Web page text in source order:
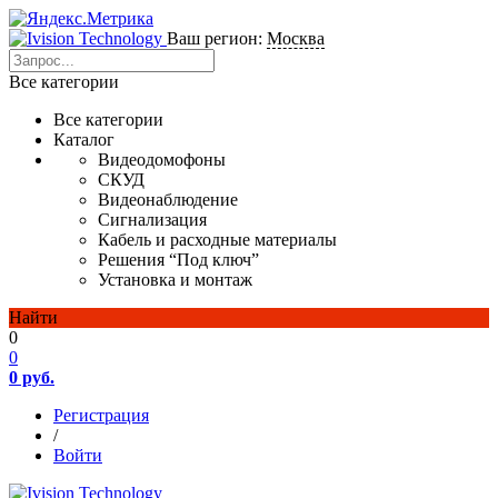
Ваш регион: Москва
Все категории
Все категории
Каталог
Видеодомофоны
СКУД
Видеонаблюдение
Сигнализация
Кабель и расходные материалы
Решения “Под ключ”
Установка и монтаж
Найти
0
0
0 руб.
Регистрация
/
Войти